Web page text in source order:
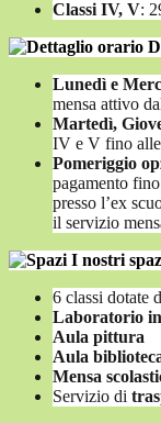
Classi IV, V:
Lunedì e
mensa attivo
Martedì,
IV e V fino
Pomeriggio
pagamento
presso l’ex
il servizio
I nostri
6 classi dotate
Laboratorio
Aula pittura
Aula
Mensa
Servizio di